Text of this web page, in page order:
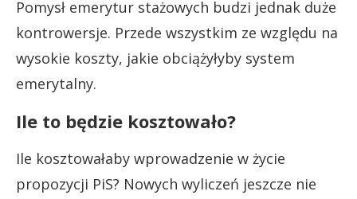
Pomysł emerytur stażowych budzi jednak duże
kontrowersje. Przede wszystkim ze względu na
wysokie koszty, jakie obciążyłyby system
emerytalny.
Ile to będzie kosztowało?
Ile kosztowałaby wprowadzenie w życie
propozycji PiS? Nowych wyliczeń jeszcze nie